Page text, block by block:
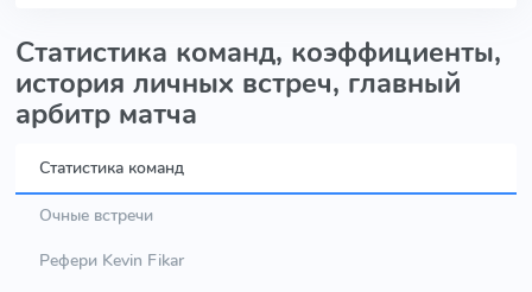
Статистика команд, коэффициенты,
история личных встреч, главный
арбитр матча
Статистика команд
Очные встречи
Рефери Kevin Fikar